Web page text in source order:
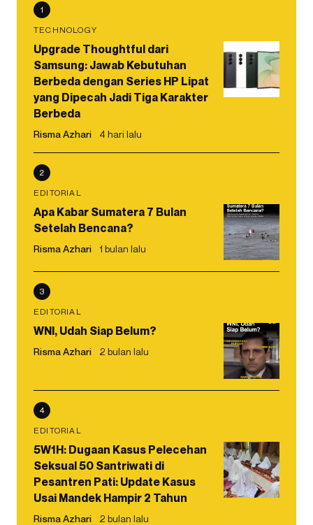
1
TECHNOLOGY
Upgrade Thoughtful dari
Samsung: Jawab Kebutuhan
Berbeda dengan Series HP Lipat
yang Dipecah Jadi Tiga Karakter
Berbeda
Risma Azhari 4 hari lalu
2
EDITORIAL
Apa Kabar Sumatera 7 Bulan
Setelah Bencana?
Risma Azhari 1 bulan lalu
3
EDITORIAL
WNI, Udah Siap Belum?
Risma Azhari 2 bulan lalu
4
EDITORIAL
5W1H: Dugaan Kasus Pelecehan
Seksual 50 Santriwati di
Pesantren Pati: Update Kasus
Usai Mandek Hampir 2 Tahun
Risma Azhari 2 bulan lalu